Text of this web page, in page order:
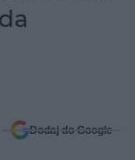
Dodaj do Google